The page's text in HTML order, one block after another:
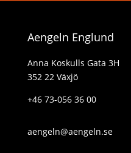
Aengeln Englund
Anna Koskulls Gata 3H
352 22 Växjö
+46 73-056 36 00
aengeln@aengeln.se